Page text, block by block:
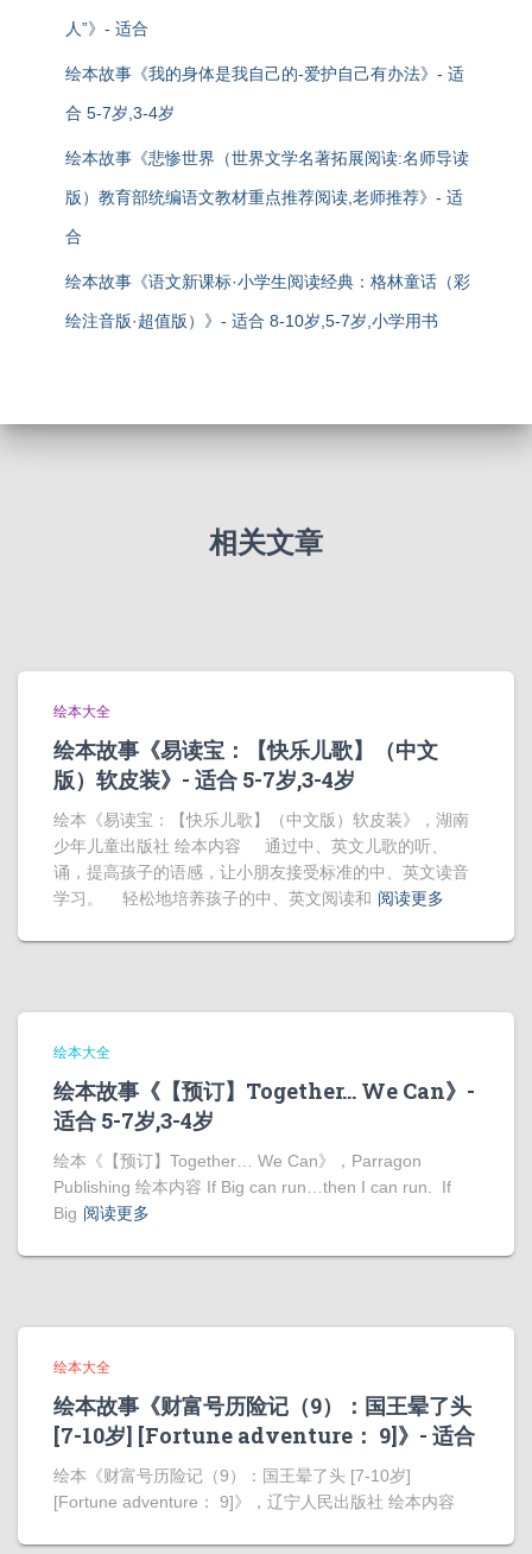
人”》- 适合
绘本故事《我的身体是我自己的-爱护自己有办法》- 适
合 5-7岁,3-4岁
绘本故事《悲惨世界（世界文学名著拓展阅读:名师导读
版）教育部统编语文教材重点推荐阅读,老师推荐》- 适
合
绘本故事《语文新课标·小学生阅读经典：格林童话（彩
绘注音版·超值版）》- 适合 8-10岁,5-7岁,小学用书
相关文章
绘本大全
绘本故事《易读宝：【快乐儿歌】（中文
版）软皮装》- 适合 5-7岁,3-4岁
绘本《易读宝：【快乐儿歌】（中文版）软皮装》，湖南
少年儿童出版社 绘本内容 通过中、英文儿歌的听、
诵，提高孩子的语感，让小朋友接受标准的中、英文读音
学习。 轻松地培养孩子的中、英文阅读和 阅读更多
绘本大全
绘本故事《【预订】Together… We Can》-
适合 5-7岁,3-4岁
绘本《【预订】Together… We Can》，Parragon
Publishing 绘本内容 If Big can run…then I can run. If
Big 阅读更多
绘本大全
绘本故事《财富号历险记（9）：国王晕了头
[7-10岁] [Fortune adventure： 9]》- 适合
绘本《财富号历险记（9）：国王晕了头 [7-10岁]
[Fortune adventure： 9]》，辽宁人民出版社 绘本内容